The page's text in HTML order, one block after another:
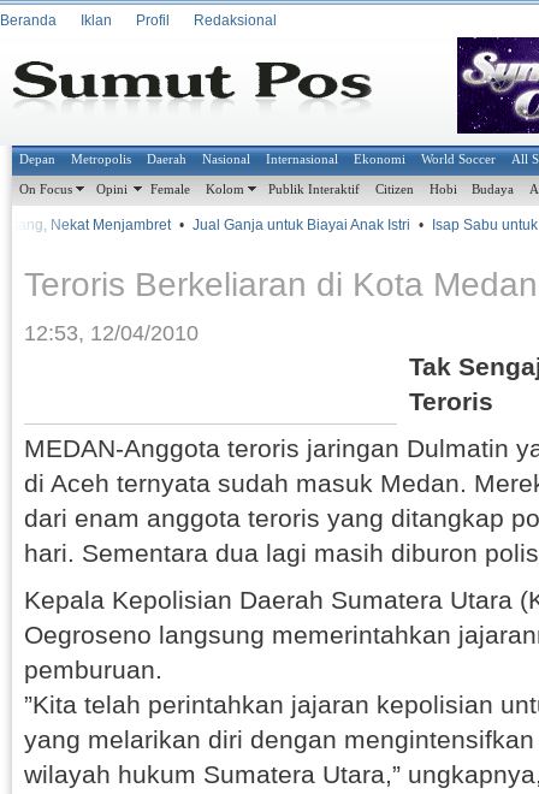
Beranda Iklan Profil Redaksional
Depan Metropolis Daerah Nasional Internasional Ekonomi World Soccer All
On Focus Opini Female Kolom Publik Interaktif Citizen Hobi Budaya
Nekat Menjambret • Jual Ganja untuk Biayai Anak Istri • Isap Sabu untuk
Teroris Berkeliaran di Kota Medan
12:53, 12/04/2010
Tak
Teroris
MEDAN-Anggota teroris jaringan Dulmatin
di Aceh ternyata sudah masuk Medan.
dari enam anggota teroris yang ditangkap
hari. Sementara dua lagi masih diburon
Kepala Kepolisian Daerah Sumatera Utara
Oegroseno langsung memerintahkan
pemburuan.
”Kita telah perintahkan jajaran kepolisian
yang melarikan diri dengan
wilayah hukum Sumatera Utara,”